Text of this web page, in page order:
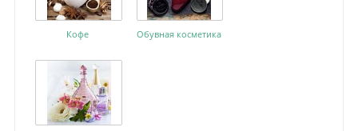
Кофе Обувная косметика